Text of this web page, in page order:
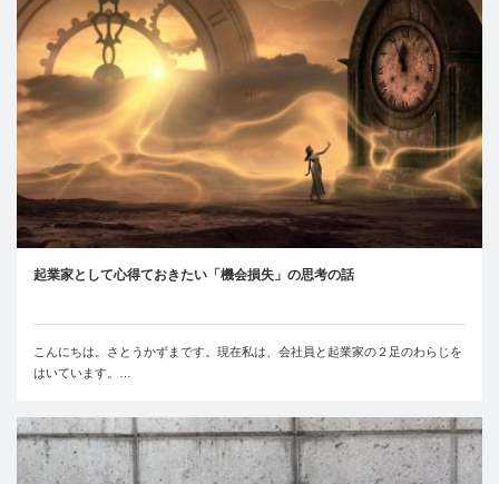
起業家として心得ておきたい「機会損失」の思考の話
こんにちは。さとうかずまです。現在私は、会社員と起業家の２足のわらじを
はいています。…